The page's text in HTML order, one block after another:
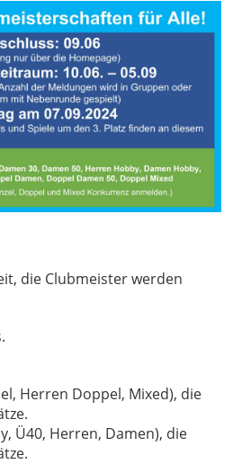
die Clubmeister werden
Herren Doppel, Mixed), die
Ü40, Herren, Damen), die